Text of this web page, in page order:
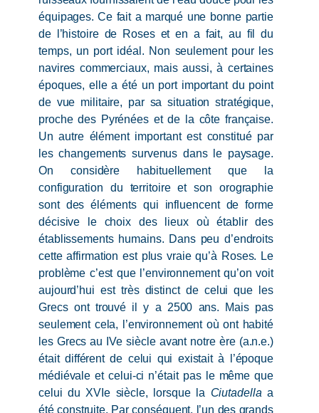
équipages. Ce fait a marqué une bonne partie
de l’histoire de Roses et en a fait, au fil du
temps, un port idéal. Non seulement pour les
navires commerciaux, mais aussi, à certaines
époques, elle a été un port important du point
de vue militaire, par sa situation stratégique,
proche des Pyrénées et de la côte française.
Un autre élément important est constitué par
les changements survenus dans le paysage.
On considère habituellement que la
configuration du territoire et son orographie
sont des éléments qui influencent de forme
décisive le choix des lieux où établir des
établissements humains. Dans peu d’endroits
cette affirmation est plus vraie qu’à Roses. Le
problème c’est que l’environnement qu’on voit
aujourd’hui est très distinct de celui que les
Grecs ont trouvé il y a 2500 ans. Mais pas
seulement cela, l’environnement où ont habité
les Grecs au IVe siècle avant notre ère (a.n.e.)
était différent de celui qui existait à l’époque
médiévale et celui-ci n’était pas le même que
celui du XVIe siècle, lorsque la Ciutadella a
été construite. Par conséquent, l’un des grands